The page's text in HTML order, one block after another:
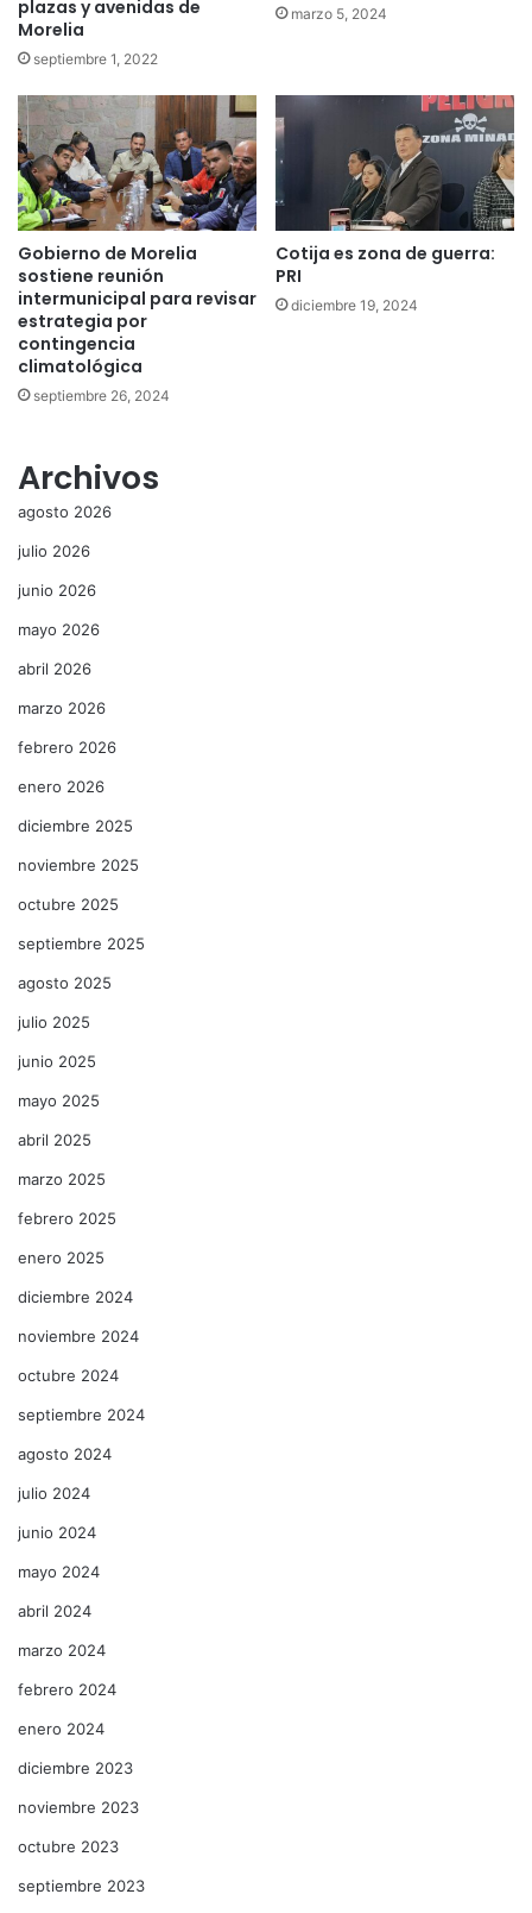
plazas y avenidas de
Morelia
septiembre 1, 2022
marzo 5, 2024
Gobierno de Morelia
sostiene reunión
intermunicipal para revisar
estrategia por
contingencia
climatológica
septiembre 26, 2024
Cotija es zona de guerra:
PRI
diciembre 19, 2024
Archivos
agosto 2026
julio 2026
junio 2026
mayo 2026
abril 2026
marzo 2026
febrero 2026
enero 2026
diciembre 2025
noviembre 2025
octubre 2025
septiembre 2025
agosto 2025
julio 2025
junio 2025
mayo 2025
abril 2025
marzo 2025
febrero 2025
enero 2025
diciembre 2024
noviembre 2024
octubre 2024
septiembre 2024
agosto 2024
julio 2024
junio 2024
mayo 2024
abril 2024
marzo 2024
febrero 2024
enero 2024
diciembre 2023
noviembre 2023
octubre 2023
septiembre 2023